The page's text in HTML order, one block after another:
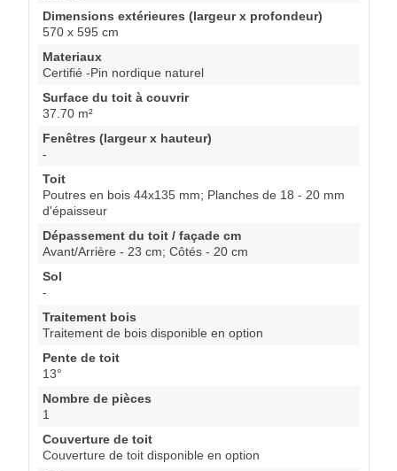
Dimensions extérieures (largeur x profondeur)
570 x 595 cm
Materiaux
Certifié -Pin nordique naturel
Surface du toit à couvrir
37.70 m²
Fenêtres (largeur x hauteur)
-
Toit
Poutres en bois 44x135 mm; Planches de 18 - 20 mm
d'épaisseur
Dépassement du toit / façade cm
Avant/Arrière - 23 cm; Côtés - 20 cm
Sol
-
Traitement bois
Traitement de bois disponible en option
Pente de toit
13°
Nombre de pièces
1
Couverture de toit
Couverture de toit disponible en option